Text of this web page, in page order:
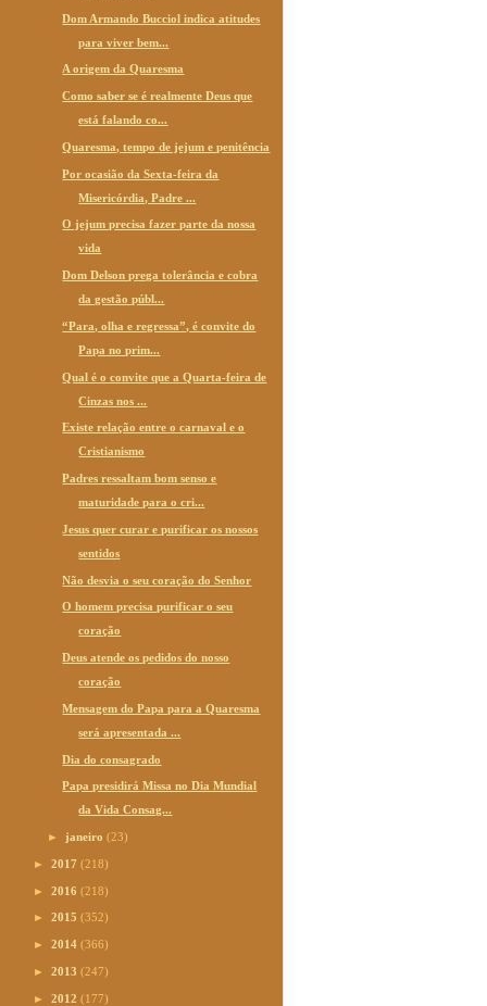
Dom Armando Bucciol indica atitudes
para viver bem...
A origem da Quaresma
Como saber se é realmente Deus que
está falando co...
Quaresma, tempo de jejum e penitência
Por ocasião da Sexta-feira da
Misericórdia, Padre ...
O jejum precisa fazer parte da nossa
vida
Dom Delson prega tolerância e cobra
da gestão públ...
“Para, olha e regressa”, é convite do
Papa no prim...
Qual é o convite que a Quarta-feira de
Cinzas nos ...
Existe relação entre o carnaval e o
Cristianismo
Padres ressaltam bom senso e
maturidade para o cri...
Jesus quer curar e purificar os nossos
sentidos
Não desvia o seu coração do Senhor
O homem precisa purificar o seu
coração
Deus atende os pedidos do nosso
coração
Mensagem do Papa para a Quaresma
será apresentada ...
Dia do consagrado
Papa presidirá Missa no Dia Mundial
da Vida Consag...
► janeiro(23)
► 2017 (218)
► 2016 (218)
► 2015 (352)
► 2014 (366)
► 2013 (247)
► 2012 (177)